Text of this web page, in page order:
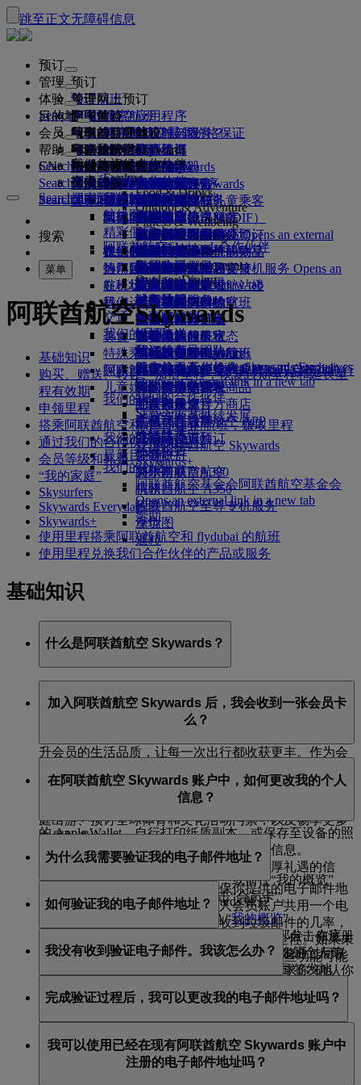
跳至正文无障碍信息
预订
预订
预订航班
搜索航班
航班时刻表
特惠机票
特别优惠
最佳票价搜索
计划行程
预订酒店
旅游项目和活动
旅行服务
迎宾接机服务迎宾接机服务 Opens an
external link in a new tab
迪拜转机服务
交通
机场接送
预订租车
航空公司合作伙伴
关于网上预订
阿联酋航空应用程序
阿联酋航空最优价格保证
座位选择
票价保留
阿联酋航空应用程序
Search flight
管理
管理
管理预订
检索预订
取消预订
更改预订
选择你的座位
升级航班
管理专车接送服务
预订无障碍旅行
在线办理登机手续
值机选项
航班状态
起飞前
起飞前
旅行信息
危险品手册
规则与公告
健康
医疗信息表（MEDIF）
餐食信息
阿联酋禁止携带的物品
迪拜国际机场
阿联酋航空 3 号航站楼
航站楼之间中转
抵达及离开机场
班车接送服务
行李
行李信息
行李信息
托运行李
随身行李
购买更多行李额度
额外托运行李额度
迪拜行李服务
行李延误或损坏
签证和护照
查找签证要求
签证和护照信息
美国旅行授权
阿联酋签证
Search flight
体验
空中体验
航班都有哪些设施与服务？
舱等特色
头等舱
商务舱
豪华经济舱
经济舱
机上舒适用品
机上娱乐
ice系统中的节目
ice直播电视
机上Wi-Fi
儿童娱乐
美食
头等舱美食
商务舱美食
豪华经济舱用餐
经济舱美食
饮料
我们的机队
波音777
阿联酋航空A380
阿联酋航空 A350
阿联酋航空至尊专机服务
座位图
阿联酋航空体验
你的旅程由此开始
阿联酋航空体验
专车接送服务
阿联酋航空服务
季节和节日
无接触旅程
我们的候机室
头等舱贵宾室
商务舱候机室
全球各地的候机室
合作伙伴候机室
付费使用候机室
马哈巴贵宾室
阿联酋航空购物
阿联酋航空免税商品
阿联酋航空官方商店
家庭旅行
和家人一同出行
规划你的家庭旅行
无成人陪伴的儿童乘客
怀孕
行李额度
儿童和婴儿票价规则
儿童安全座椅和摇篮
在机场
机上
携孩子旅行
携婴儿旅行
婴儿随身行李限额
儿童和婴儿餐食
儿童娱乐
儿童娱乐
儿童玩具
儿童活动
飞悦卓越
飞悦卓越
飞悦卓越的理由
关于我们
关于我们
我们的故事
媒体中心媒体中心 Opens an external
link in a new tab
集团公司
安全
财务透明
负责任企业
我们的员工
我们的领导团队
工作机会工作机会 Opens an external
link in a new tab
我们的地球
运营方面可持续发展
环保政策
环境报告
我们的社区
阿联酋航空基金会阿联酋航空基金会
Opens an external link in a new tab
赞助
Search flight
目的地
我们的目的地
目的地
我们的目的地
亚太地区
美洲
非洲
欧洲
中东
热门目的地
飞往伦敦的航班
飞往曼彻斯特的航班
飞往巴黎的航班
飞往米兰的航班
飞往巴塞罗那的航班
探索迪拜
飞往迪拜的航班
北京飞往迪拜
广州飞往迪拜
上海飞往迪拜
最新目的地
赫尔辛基
杭州
岘港
深圳
暹粒
Explore Dubai
Explore Dubai
Explore
Food & Drinks
Outdoor & Adventure
Fitness & Wellbeing
Culture & Heritage
Beach & Marine
Family entertainment
Outdoor Dining
我们的旅行合作伙伴
空中和地面合作伙伴
我们的旅行合作伙伴
澳洲航空
flydubai
阿联酋航空Skywards合作伙伴
探索
探索阿联酋航空目的地
航线图
精彩假日
海滩目的地
野外生活假日
历史和文化假日
城市休闲
美食家度假
Search flight
会员
阿联酋航空Skywards
加入阿联酋航空 Skywards
关于阿联酋航空Skywards
会员级别
迪拜航空
现金+里程
数字会员卡
我的家庭
使用里程
申领里程
购买里程
赚取里程
Skywards Skysurfers
Skywards ExclusivesSkywards Exclusives
Opens an external link in a new tab
我们的合作伙伴
Skywards Rail
里程计算器
登录阿联酋航空 Skywards
Skywards+
企业商务奖励
注册你的公司
企业商务奖励
注册你的公司
登录“企业商务奖励”
礼遇
计划运作方式
常见问题
Search flight
帮助
帮助和联系方式
帮助和联系方式
帮助和联系方式
更改或取消
签证和护照帮助
反馈和投诉
行李延误或损坏支持
迪拜转机服务
我们运营方面的变化
近期的旅行更新
查看你的航班状态
特殊乘客出行服务
搭乘阿联酋航空的航班，开启畅达旅行
特殊帮助和请求
你的问题
常见问题
常见问题
阿联酋航空办事处预订
我们的网络和代码共享
我们的其他产品
特殊帮助和请求
行李和丢失财物
准备旅行
在机场
阿联酋航空Skywards
阿联酋航空企业商务奖励
你的机上体验
工具和资源
手机和阿联酋航空 APP
取消或变更预订
中断旅行
关于阿联酋航空
Search flight
CN
搜索
菜单
阿联酋航空Skywards
基础知识
购买、赠送、转让、加倍里程，恢复过期里程和延长里
程有效期
申领里程
搭乘阿联酋航空和 flydubai 的航班，赚取里程
通过我们的合作伙伴赚取里程
会员等级和礼遇
“我的家庭”
Skysurfers
Skywards Everyday
Skywards+
使用里程搭乘阿联酋航空和 flydubai 的航班
使用里程兑换我们合作伙伴的产品或服务
基础知识
什么是阿联酋航空 Skywards？
年 5 月联合推出的屡获殊荣的常旅客忠诚计划。
升会员的生活品质，让每一次出行都收获更丰。作为会
合作伙伴航空公司的航班赚取里程，还能使用里程兑换
机票，并且可以尊享奢华酒店住宿、定制回味无穷的家
庭出游、预订全球体育和文化活动门票，以及畅享更多
专属礼遇。
访问此页面，了解更多关于该计划及其丰厚礼遇的信
息。
加入阿联酋航空 Skywards 后，我会收到一张会员卡
么？
实物会员卡。每次在阿联酋航空、flydubai 或阿联酋航空
Skywards 合作伙伴处消费时，只需提供你的会员编号，
的 Apple Wallet，自行打印纸质副本，或保存至设备的照
片库或图片库内，以便轻松获取你的会员信息。
立即打印或保存你的电子会员卡，或前往“我的概览”，
向下滚动至“快速链接”，然后点击“会员卡”。
在阿联酋航空 Skywards 账户中，如何更改我的个人
信息？
登录你的阿联酋航空 Skywards 账户
点击右上角你的姓名，进入“我的概览”
在屏幕右侧，你会看到会员信息概览部分。在底
部，点击“管理我的个人资料”— 更新你的个人信
息，包括国籍、护照号码或护照签发国/签发地
下载该 APP，并登录你的阿联酋航空 Skywards 账
为什么我需要验证我的电子邮件地址？
验证你的电子邮件地址有助于确保你提供的电子邮件地
址有效且唯一，而不会与其他个人会员账户共用一个电
子邮件地址。这还有助于减少你收到垃圾邮件的几率，
并提高你的阿联酋航空 Skywards 账户的安全性。如果未
进行验证，你的账户可能会被停用，或者某些功能可能
会受到限制，直到你完成验证。
如何验证我的电子邮件地址？
登录你的阿联酋航空 Skywards 个人资料后，点击你注册
的电子邮件地址旁边的“验证”选项。这将触发通过阿联
酋航空域名电子邮箱发送一封电子邮件，要求你“确认你
>“管理我的个人资料”>“个人详情”部分下的注册电子邮
件地址旁边找到一个“已验证”标记。请注意，通过电子
邮件发送的验证链接将在 48 小时后失效。
我没有收到验证电子邮件。我该怎么办？
误地过滤掉。如果仍然找不到，请尝试在 emirates.com
理我的个人资料”>“个人详情”下找到“验证”选项，或者
联系我们以获得进一步帮助。
完成验证过程后，我可以更改我的电子邮件地址吗？
将其更改为新的唯一电子邮件地址。进行此更改后，你
将需要验证新的电子邮件地址。
我可以使用已经在现有阿联酋航空 Skywards 账户中
注册的电子邮件地址吗？